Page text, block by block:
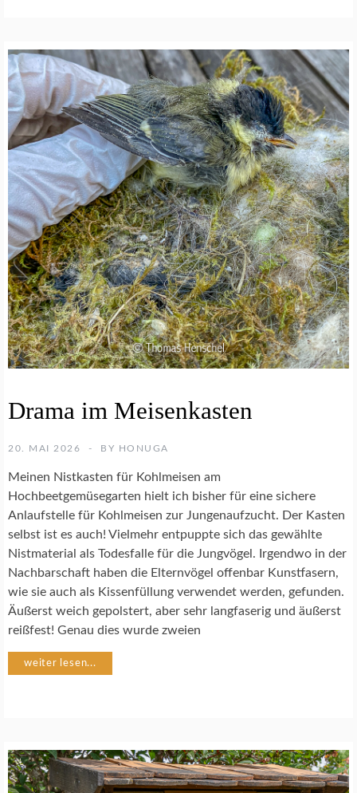
H
U
T
Z
S
U
T
Z
N
A
T
G
N
Drama im Meisenkasten
20. MAI 2026 BY HONUGA
Meinen Nistkasten für Kohlmeisen am
Hochbeetgemüsegarten hielt ich bisher für eine sichere
Anlaufstelle für Kohlmeisen zur Jungenaufzucht. Der Kasten
selbst ist es auch! Vielmehr entpuppte sich das gewählte
Nistmaterial als Todesfalle für die Jungvögel. Irgendwo in der
Nachbarschaft haben die Elternvögel offenbar Kunstfasern,
wie sie auch als Kissenfüllung verwendet werden, gefunden.
Äußerst weich gepolstert, aber sehr langfaserig und äußerst
reißfest! Genau dies wurde zweien
weiter lesen...